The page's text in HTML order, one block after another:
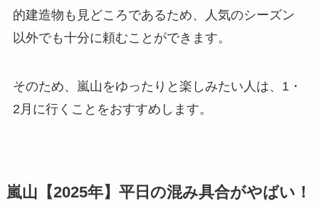
的建造物も見どころであるため、人気のシーズン
以外でも十分に頼むことができます。
そのため、嵐山をゆったりと楽しみたい人は、1・
2月に行くことをおすすめします。
嵐山【2025年】平日の混み具合がやばい！